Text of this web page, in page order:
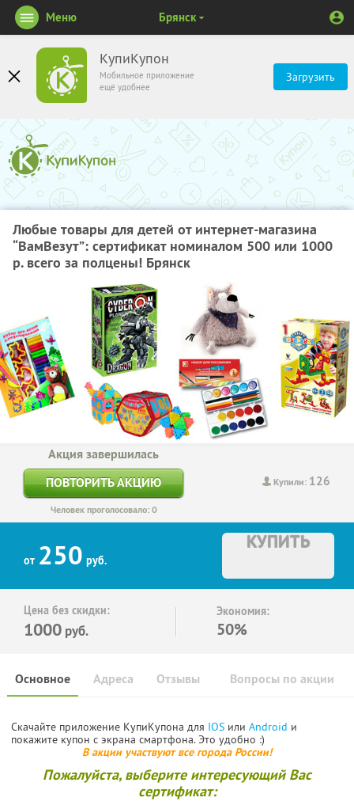
КупиКупон
Мобильное приложение
ещё удобнее
Загрузить
Меню Брянск
Любые товары для детей от интернет-магазина
“ВамВезут”: сертификат номиналом 500 или 1000
р. всего за полцены! Брянск
Купили: 126
Акция завершилась
ПОВТОРИТЬ АКЦИЮ
Человек проголосовало: 0
от 250 руб.
КУПИТЬ
Цена без скидки:
1000 руб.
Экономия:
50%
Основное Отзывы Вопросы по акции
Адреса
Скачайте приложение КупиКупона для IOS или Android и
покажите купон с экрана смартфона. Это удобно :)
В акции участвуют все города России!
Пожалуйста, выберите интересующий Вас
сертификат: